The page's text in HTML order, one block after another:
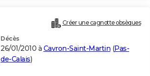
Créer une cagnotte obsèques
Décès
26/01/2010 à Cavron-Saint-Martin (Pas-
de-Calais)